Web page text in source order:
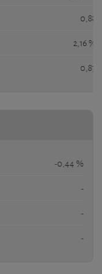
0,88
2,16 %
0,87
-0,44 %
-
-
-